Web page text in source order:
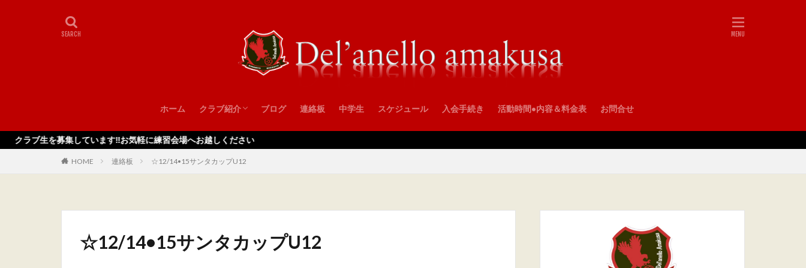
ホーム クラブ紹介
スタッフ
ブログ 連絡板 中学生 スケジュール 入会手続き 活動時間•内容＆料金表 お問合せ
募集しています‼️お気軽に練習会場へお越しください
HOME 連絡板 ☆12/14•15サンタカップU12
☆12/14•15サンタカップU12